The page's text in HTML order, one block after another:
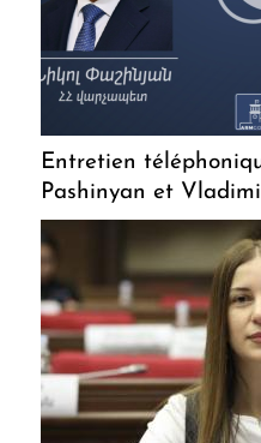
Entretien
Pashinyan et